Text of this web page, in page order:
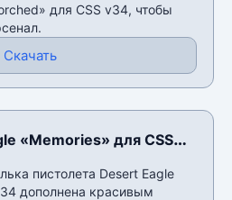
для CSS v34, чтобы
Скачать
«Memories» для CSS
пистолета Desert Eagle
дополнена красивым